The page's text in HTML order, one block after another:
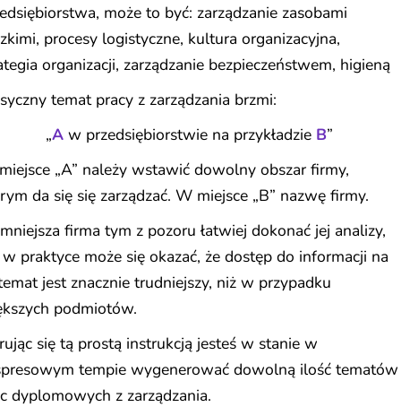
może to być: zarządzanie zasobami
procesy logistyczne, kultura organizacyjna,
organizacji, zarządzanie bezpieczeństwem, higieną
temat pracy z zarządzania brzmi:
„A w przedsiębiorstwie na przykładzie B”
„A” należy wstawić dowolny obszar firmy,
da się się zarządzać. W miejsce „B” nazwę firmy.
firma tym z pozoru łatwiej dokonać jej analizy,
praktyce może się okazać, że dostęp do informacji na
jest znacznie trudniejszy, niż w przypadku
podmiotów.
się tą prostą instrukcją jesteś w stanie w
tempie wygenerować dowolną ilość tematów
dyplomowych z zarządzania.